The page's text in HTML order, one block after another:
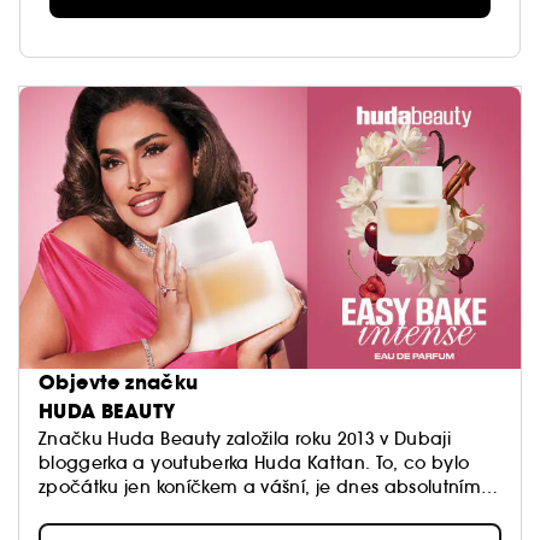
Objevte značku
HUDA BEAUTY
Značku Huda Beauty založila roku 2013 v Dubaji
bloggerka a youtuberka Huda Kattan. To, co bylo
zpočátku jen koníčkem a vášní, je dnes absolutním